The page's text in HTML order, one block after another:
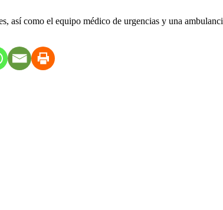
como el equipo médico de urgencias y una